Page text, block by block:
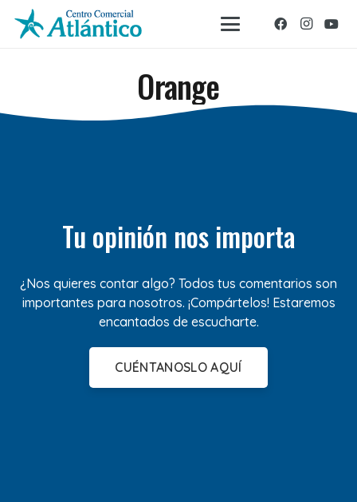
Orange
Tu opinión nos importa
¿Nos quieres contar algo? Todos tus comentarios son
importantes para nosotros. ¡Compártelos! Estaremos
encantados de escucharte.
CUÉNTANOSLO AQUÍ